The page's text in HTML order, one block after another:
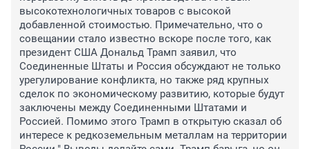
высокотехнологичных товаров с высокой
добавленной стоимостью. Примечательно, что о
совещании стало известно вскоре после того, как
президент США Дональд Трамп заявил, что
Соединенные Штаты и Россия обсуждают не только
урегулирование конфликта, но также ряд крупных
сделок по экономическому развитию, которые будут
заключены между Соединенными Штатами и
Россией. Помимо этого Трамп в открытую сказал об
интересе к редкоземельным металлам на территории